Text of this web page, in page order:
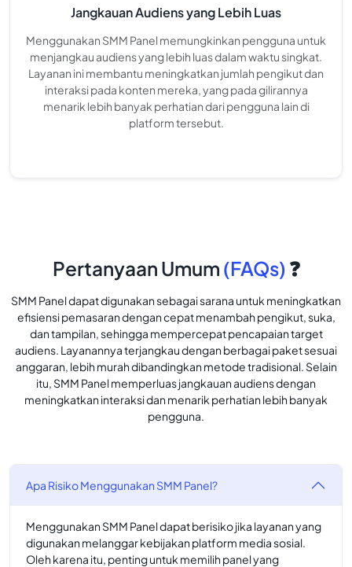
Jangkauan Audiens yang Lebih Luas
Menggunakan SMM Panel memungkinkan pengguna untuk
menjangkau audiens yang lebih luas dalam waktu singkat.
Layanan ini membantu meningkatkan jumlah pengikut dan
interaksi pada konten mereka, yang pada gilirannya
menarik lebih banyak perhatian dari pengguna lain di
platform tersebut.
Pertanyaan Umum (FAQs) ❓
SMM Panel dapat digunakan sebagai sarana untuk meningkatkan
efisiensi pemasaran dengan cepat menambah pengikut, suka,
dan tampilan, sehingga mempercepat pencapaian target
audiens. Layanannya terjangkau dengan berbagai paket sesuai
anggaran, lebih murah dibandingkan metode tradisional. Selain
itu, SMM Panel memperluas jangkauan audiens dengan
meningkatkan interaksi dan menarik perhatian lebih banyak
pengguna.
Apa Risiko Menggunakan SMM Panel?
Menggunakan SMM Panel dapat berisiko jika layanan yang
digunakan melanggar kebijakan platform media sosial.
Oleh karena itu, penting untuk memilih panel yang